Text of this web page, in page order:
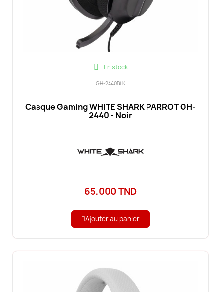
En stock
GH-2440BLK
Casque Gaming WHITE SHARK PARROT GH-
2440 - Noir
65,000 TND
Ajouter au panier